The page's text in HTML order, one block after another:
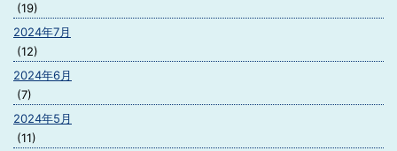
(19)
2024年7月
(12)
2024年6月
(7)
2024年5月
(11)